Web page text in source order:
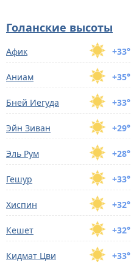
Голанские высоты
+33°
Афик
+35°
Аниам
+33°
Бней Иегуда
+29°
Эйн Зиван
+28°
Эль Рум
+33°
Гешур
+32°
Хиспин
+32°
Кешет
+33°
Кидмат Цви